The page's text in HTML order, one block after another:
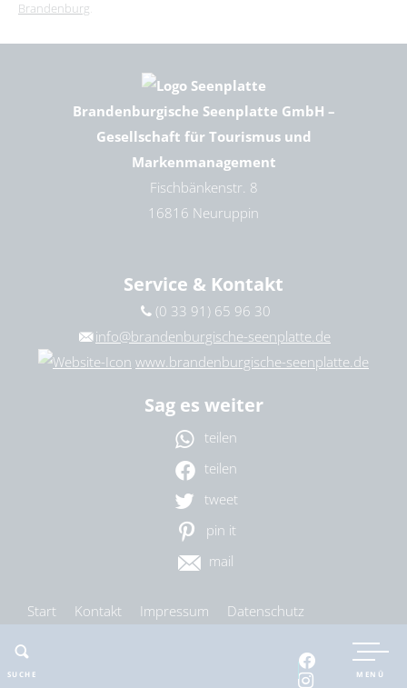
MENÜ
SUCHE
Brandenburg
Brandenburgische Seenplatte GmbH –
Gesellschaft für Tourismus und
Markenmanagement
Fischbänkenstr. 8
16816 Neuruppin
Service & Kontakt
(0 33 91) 65 96 30
info@brandenburgische-seenplatte.de
www.brandenburgische-seenplatte.de
Sag es weiter
teilen
teilen
tweet
pin it
mail
Start Kontakt Impressum
Datenschutz